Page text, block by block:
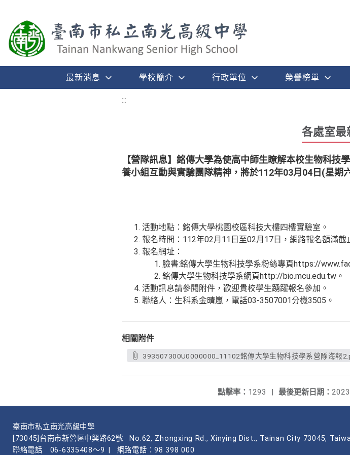
最新消息 學校簡介 行政單位 榮譽榜單
:::
各處室最
【營隊訊息】銘傳大學為使高中師生瞭解本校生物科
養小組互動與實驗團隊精神，將於112年03月04日(星期
活動地點：銘傳大學桃園校區科技大樓四樓實驗室。
報名時間：112年02月11日至02月17日，網路報名額滿截
報名網址：
臉書:銘傳大學生物科技學系粉絲專頁https://
銘傳大學生物科技學系網頁http://bio.mcu.edu.tw。
活動訊息請參閱附件，歡迎貴校學生踴躍報名參加。
聯絡人：生科系金晴嵐，電話03-3507001分機3505。
相關附件
393507300U0000000_11102銘傳大學生物科技學系營隊海報
最後更新日期：
點擊率： 1293 |
臺南市私立南光高級中學
[73045]台南市新營區中興路62號
No.62, Zhongxing Rd., Xinying Dist., Tainan City 73045,
聯絡電話
06-6335408～9 網路電話：98 398 000